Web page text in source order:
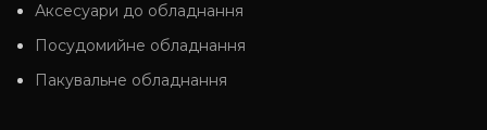
Аксесуари до обладнання
Посудомийне обладнання
Пакувальне обладнання